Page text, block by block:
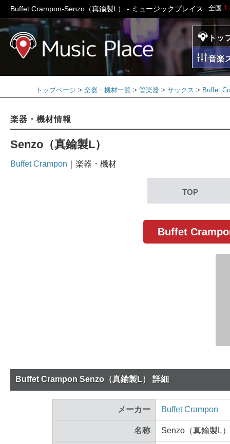
全国
Buffet Crampon-Senzo（真鍮製L） - ミュージックプレイス
ミュージックプレイ
トッ
音楽
トップページ 楽器・機材一覧 管楽器 サックス Buffet
楽器・機材情報
Senzo（真鍮製L）
Buffet Crampon ｜楽器・機材
TOP
Buffet
Buffet Crampon Senzo（真鍮製L） 詳細
メーカー Buffet Crampon
名称 Senzo（真鍮製L）